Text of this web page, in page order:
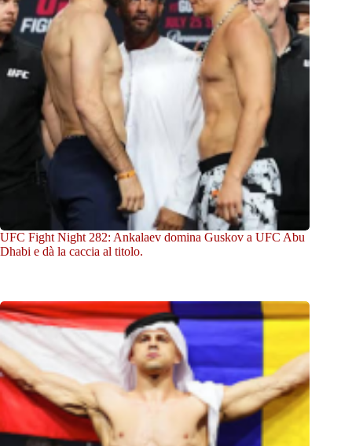
UFC Fight Night 282: Ankalaev domina Guskov a UFC Abu
Dhabi e dà la caccia al titolo.